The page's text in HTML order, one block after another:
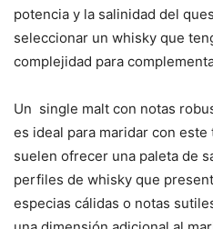
potencia y la salinidad del
seleccionar un whisky que
complejidad para
Un single malt con notas
es ideal para maridar con
suelen ofrecer una paleta de
perfiles de whisky que
especias cálidas o notas